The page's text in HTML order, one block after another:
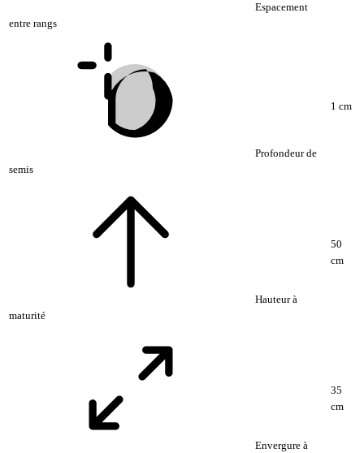
Espacement
entre rangs
Profondeur de
semis
1 cm
Hauteur à
maturité
50
cm
Envergure à
35
cm